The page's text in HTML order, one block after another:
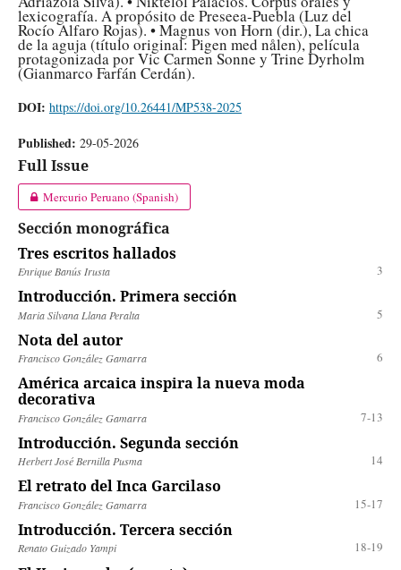
lexicografía. A propósito de Preseea-Puebla (Luz del
Rocío Alfaro Rojas). • Magnus von Horn (dir.), La chica
de la aguja (título original: Pigen med nålen), película
protagonizada por Vic Carmen Sonne y Trine Dyrholm
(Gianmarco Farfán Cerdán).
DOI: https://doi.org/10.26441/MP538-2025
Published: 29-05-2026
Full Issue
Mercurio Peruano (Spanish)
Sección monográfica
Tres escritos hallados
Enrique Banús Irusta 3
Introducción. Primera sección
Maria Silvana Llana Peralta 5
Nota del autor
Francisco González Gamarra 6
América arcaica inspira la nueva moda
decorativa
Francisco González Gamarra 7-13
Introducción. Segunda sección
Herbert José Bernilla Pusma 14
El retrato del Inca Garcilaso
Francisco González Gamarra 15-17
Introducción. Tercera sección
Renato Guizado Yampi 18-19